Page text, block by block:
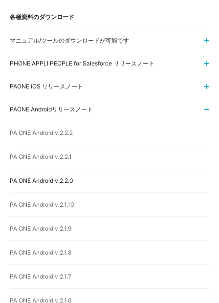
各種資料のダウンロード
マニュアル/ツールのダウンロードが可能です
PHONE APPLI PEOPLE for Salesforce リリースノート
PAONE iOS リリースノート
PAONE Androidリリースノート
PA ONE Android v.2.2.2
PA ONE Android v.2.2.1
PA ONE Android v.2.2.0
PA ONE Android v.2.1.10
PA ONE Android v.2.1.9
PA ONE Android v.2.1.8
PA ONE Android v.2.1.7
PA ONE Android v.2.1.6